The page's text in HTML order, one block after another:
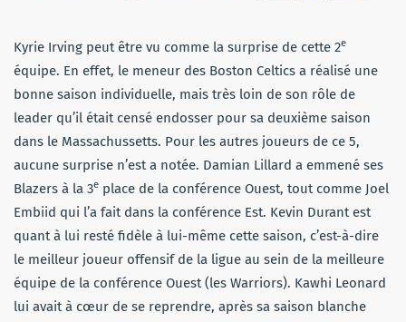
Kyrie Irving peut être vu comme la surprise de cette 2e
équipe. En effet, le meneur des Boston Celtics a réalisé une
bonne saison individuelle, mais très loin de son rôle de
leader qu’il était censé endosser pour sa deuxième saison
dans le Massachussetts. Pour les autres joueurs de ce 5,
aucune surprise n’est a notée. Damian Lillard a emmené ses
Blazers à la 3e place de la conférence Ouest, tout comme Joel
Embiid qui l’a fait dans la conférence Est. Kevin Durant est
quant à lui resté fidèle à lui-même cette saison, c’est-à-dire
le meilleur joueur offensif de la ligue au sein de la meilleure
équipe de la conférence Ouest (les Warriors). Kawhi Leonard
lui avait à cœur de se reprendre, après sa saison blanche